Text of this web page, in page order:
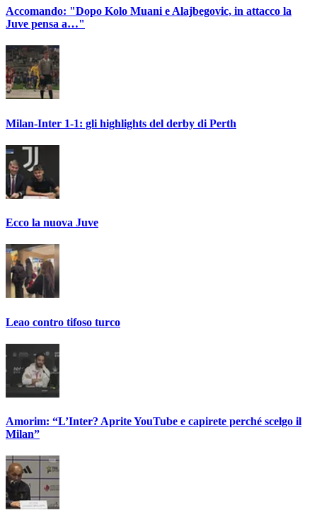
Accomando: "Dopo Kolo Muani e Alajbegovic, in attacco la
Juve pensa a…"
Milan-Inter 1-1: gli highlights del derby di Perth
Ecco la nuova Juve
Leao contro tifoso turco
Amorim: “L’Inter? Aprite YouTube e capirete perché scelgo il
Milan”